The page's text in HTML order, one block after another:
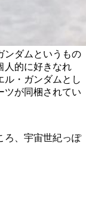
ンダムというもの
人的に好きなれ
ル・ガンダムとし
ツが同梱されてい
ろ、宇宙世紀っぽ